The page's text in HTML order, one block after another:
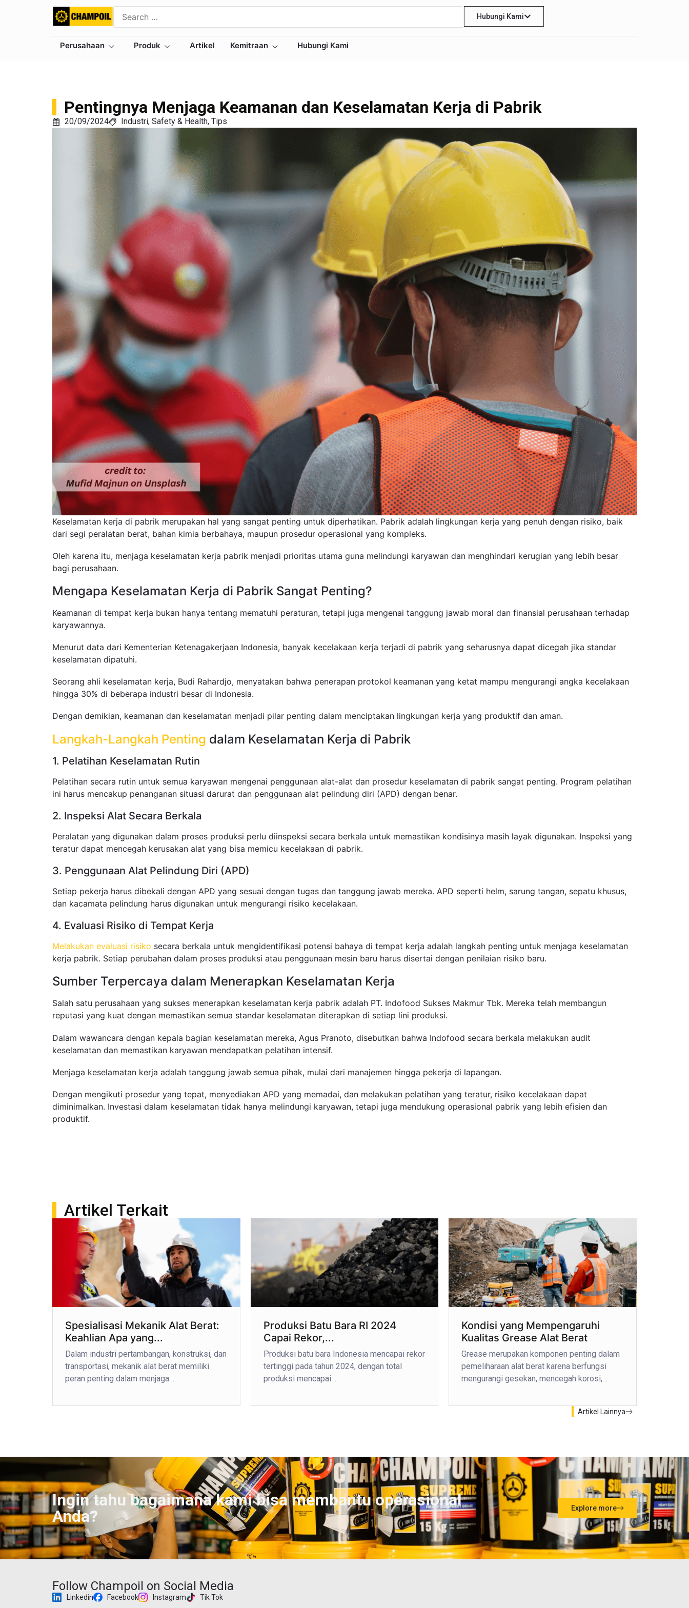
Hubungi Kami
Perusahaan Produk Artikel Kemitraan Hubungi Kami
Pentingnya Menjaga Keamanan dan Keselamatan Kerja di Pabrik
20/09/2024 Industri, Safety & Health, Tips
Keselamatan kerja di pabrik merupakan hal yang sangat penting untuk diperhatikan. Pabrik adalah lingkungan kerja yang penuh dengan risiko, baik
dari segi peralatan berat, bahan kimia berbahaya, maupun prosedur operasional yang kompleks.
Oleh karena itu, menjaga keselamatan kerja pabrik menjadi prioritas utama guna melindungi karyawan dan menghindari kerugian yang lebih besar
bagi perusahaan.
Mengapa Keselamatan Kerja di Pabrik Sangat Penting?
Keamanan di tempat kerja bukan hanya tentang mematuhi peraturan, tetapi juga mengenai tanggung jawab moral dan finansial perusahaan terhadap
karyawannya.
Menurut data dari Kementerian Ketenagakerjaan Indonesia, banyak kecelakaan kerja terjadi di pabrik yang seharusnya dapat dicegah jika standar
keselamatan dipatuhi.
Seorang ahli keselamatan kerja, Budi Rahardjo, menyatakan bahwa penerapan protokol keamanan yang ketat mampu mengurangi angka kecelakaan
hingga 30% di beberapa industri besar di Indonesia.
Dengan demikian, keamanan dan keselamatan menjadi pilar penting dalam menciptakan lingkungan kerja yang produktif dan aman.
Langkah-Langkah Penting dalam Keselamatan Kerja di Pabrik
1. Pelatihan Keselamatan Rutin
Pelatihan secara rutin untuk semua karyawan mengenai penggunaan alat-alat dan prosedur keselamatan di pabrik sangat penting. Program pelatihan
ini harus mencakup penanganan situasi darurat dan penggunaan alat pelindung diri (APD) dengan benar.
2. Inspeksi Alat Secara Berkala
Peralatan yang digunakan dalam proses produksi perlu diinspeksi secara berkala untuk memastikan kondisinya masih layak digunakan. Inspeksi yang
teratur dapat mencegah kerusakan alat yang bisa memicu kecelakaan di pabrik.
3. Penggunaan Alat Pelindung Diri (APD)
Setiap pekerja harus dibekali dengan APD yang sesuai dengan tugas dan tanggung jawab mereka. APD seperti helm, sarung tangan, sepatu khusus,
dan kacamata pelindung harus digunakan untuk mengurangi risiko kecelakaan.
4. Evaluasi Risiko di Tempat Kerja
Melakukan evaluasi risiko secara berkala untuk mengidentifikasi potensi bahaya di tempat kerja adalah langkah penting untuk menjaga keselamatan
kerja pabrik. Setiap perubahan dalam proses produksi atau penggunaan mesin baru harus disertai dengan penilaian risiko baru.
Sumber Terpercaya dalam Menerapkan Keselamatan Kerja
Salah satu perusahaan yang sukses menerapkan keselamatan kerja pabrik adalah PT. Indofood Sukses Makmur Tbk. Mereka telah membangun
reputasi yang kuat dengan memastikan semua standar keselamatan diterapkan di setiap lini produksi.
Dalam wawancara dengan kepala bagian keselamatan mereka, Agus Pranoto, disebutkan bahwa Indofood secara berkala melakukan audit
keselamatan dan memastikan karyawan mendapatkan pelatihan intensif.
Menjaga keselamatan kerja adalah tanggung jawab semua pihak, mulai dari manajemen hingga pekerja di lapangan.
Dengan mengikuti prosedur yang tepat, menyediakan APD yang memadai, dan melakukan pelatihan yang teratur, risiko kecelakaan dapat
diminimalkan. Investasi dalam keselamatan tidak hanya melindungi karyawan, tetapi juga mendukung operasional pabrik yang lebih efisien dan
produktif.
Artikel Terkait
Spesialisasi Mekanik Alat Berat:
Keahlian Apa yang...
Dalam industri pertambangan, konstruksi, dan
transportasi, mekanik alat berat memiliki
peran penting dalam menjaga…
Produksi Batu Bara RI 2024
Capai Rekor,...
Produksi batu bara Indonesia mencapai rekor
tertinggi pada tahun 2024, dengan total
produksi mencapai…
Kondisi yang Mempengaruhi
Kualitas Grease Alat Berat
Grease merupakan komponen penting dalam
pemeliharaan alat berat karena berfungsi
mengurangi gesekan, mencegah korosi,…
Artikel Lainnya
Ingin tahu bagaimana kami bisa membantu operasional
Anda?
Explore more
Follow Champoil on Social Media
Linkedin Facebook Instagram Tik Tok